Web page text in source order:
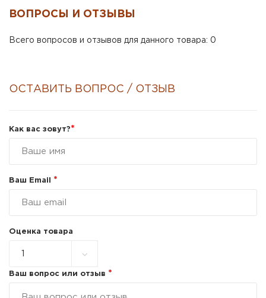
ВОПРОСЫ И ОТЗЫВЫ
Всего вопросов и отзывов для данного товара: 0
ОСТАВИТЬ ВОПРОС / ОТЗЫВ
Как вас зовут?*
Ваш Email *
Оценка товара
Ваш вопрос или отзыв *